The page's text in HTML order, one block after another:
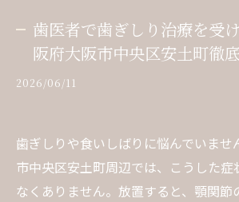
歯医者で歯ぎしり治療を受
阪府大阪市中央区安土町徹
2026/06/11
歯ぎしりや食いしばりに悩んでいませ
市中央区安土町周辺では、こうした症
なくありません。放置すると、顎関節